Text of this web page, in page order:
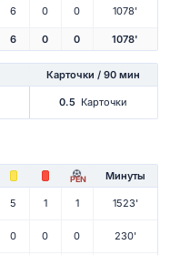
6 0 0 1078'
6 0 0 1078'
Карточки / 90 мин
0.5 Карточки
PEN Минуты
5 1 1 1523'
0 0 0 230'